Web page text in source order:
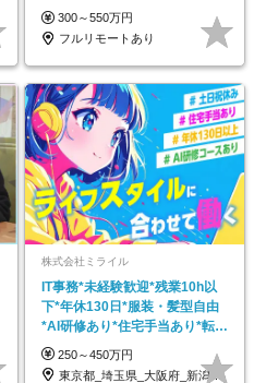
で18時退勤◎
300～550万円
フルリモートあり
株式会社ミライル
IT事務*未経験歓迎*残業10h以
下*年休130日*服装・髪型自由
*AI研修あり*住宅手当あり*転勤
なし
250～450万円
東京都_埼玉県_大阪府_新潟県_福岡県